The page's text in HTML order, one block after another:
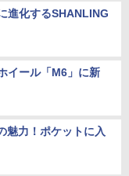
進化するSHANLING
イール「M6」に新
魅力！ポケットに入